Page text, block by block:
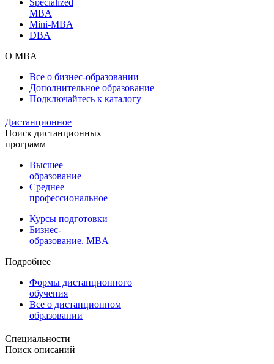
MBA
Mini-MBA
DBA
О MBA
Все о бизнес-образовании
Дополнительное образование
Подключайтесь к каталогу
Дистанционное
Поиск дистанционных
программ
Высшее
образование
Среднее
профессиональное
Курсы подготовки
Бизнес-
образование. MBA
Подробнее
Формы дистанционного
обучения
Все о дистанционном
образовании
Специальности
Поиск описаний